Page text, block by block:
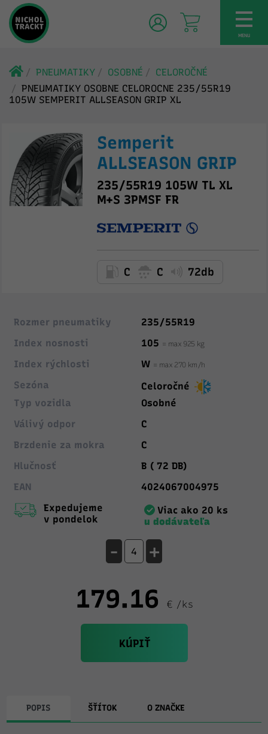
MENU
PNEUMATIKY OSOBNÉ
CELOROČNÉ
PNEUMATIKY OSOBNE CELOROCNE 235/55R19
105W SEMPERIT ALLSEASON GRIP XL
Semperit
ALLSEASON GRIP
235/55R19 105W TL XL
M+S 3PMSF FR
C C 72db
Rozmer pneumatiky
235/55R19
Index nosnosti
105 = max 925 kg
Index rýchlosti W = max 270 km/h
Sezóna
Celoročné
Typ vozidla
Osobné
Válivý odpor
C
Brzdenie za mokra
C
Hlučnosť
B ( 72 DB)
EAN
4024067004975
Expedujeme
v pondelok
Viac ako 20 ks
u dodávateľa
- +
179.16 € /ks
KÚPIŤ
POPIS ŠŤÍTOK O ZNAČKE